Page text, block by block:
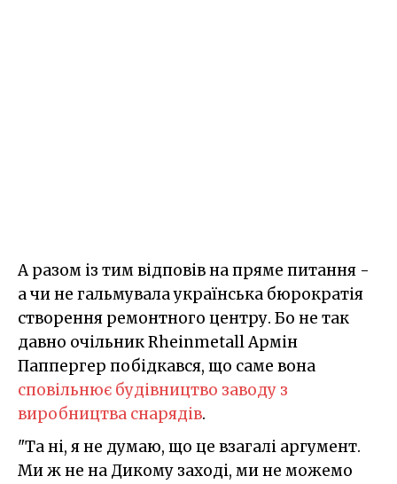
А разом із тим відповів на пряме питання -
а чи не гальмувала українська бюрократія
створення ремонтного центру. Бо не так
давно очільник Rheinmetall Армін
Паппергер побідкався, що саме вона
сповільнює будівництво заводу з
виробництва снарядів.
"Та ні, я не думаю, що це взагалі аргумент.
Ми ж не на Дикому заході, ми не можемо